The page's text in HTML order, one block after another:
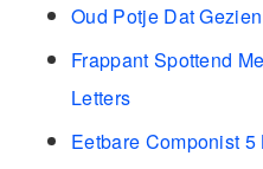
Oud Potje Dat
Frappant Spottend
Letters
Eetbare Componist 5